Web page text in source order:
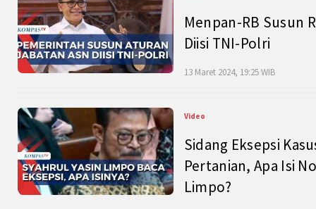
Menpan-RB Susun
Diisi TNI-Polri
13 Maret 2024, 19:25 WIB
Video
Sidang Eksepsi
Pertanian, Apa Isi
Limpo?